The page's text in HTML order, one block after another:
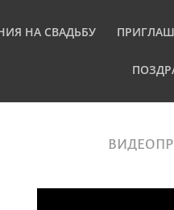
НА СВАДЬБУ